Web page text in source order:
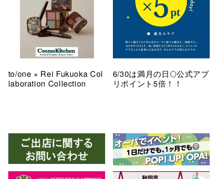
to/one × Rei Fukuoka Col
laboration Collection
6/30は満月の日🌕公式アプ
リポイント5倍！！